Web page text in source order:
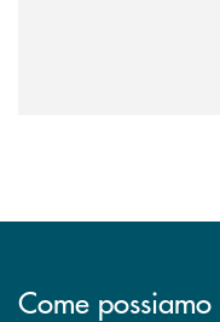
Come possiamo